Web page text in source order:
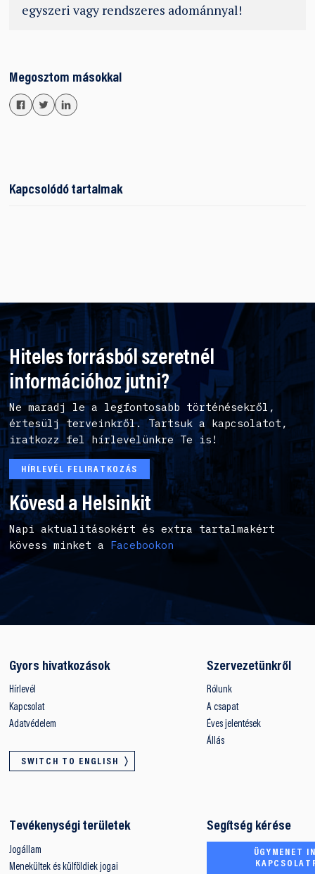
egyszeri vagy rendszeres adománnyal!
Megosztom másokkal
Kapcsolódó tartalmak
Hiteles forrásból szeretnél
információhoz jutni?
Ne maradj le a legfontosabb történésekről,
értesülj terveinkről. Tartsuk a kapcsolatot,
iratkozz fel hírlevelünkre Te is!
HÍRLEVÉL FELIRATKOZÁS
Kövesd a Helsinkit
Napi aktualitásokért és extra tartalmakért
kövess minket a Facebookon
Gyors hivatkozások
Hírlevél
Kapcsolat
Adatvédelem
SWITCH TO ENGLISH
Szervezetünkről
Rólunk
A csapat
Éves jelentések
Állás
Tevékenységi területek
Jogállam
Menekültek és külföldiek jogai
Segítség kérése
ÜGYMENET